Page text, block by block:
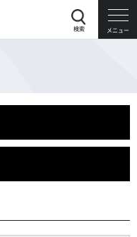
検索 メニュー